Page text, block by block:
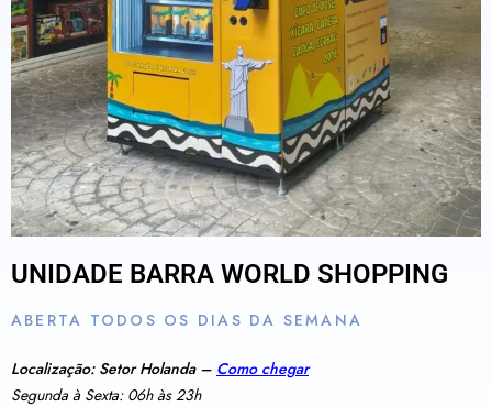
UNIDADE BARRA WORLD SHOPPING
ABERTA TODOS OS DIAS DA SEMANA
Localização: Setor Holanda – Como chegar
Segunda à Sexta: 06h às 23h